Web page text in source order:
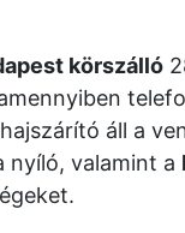
körszálló
áll a
nyíló, valamint a